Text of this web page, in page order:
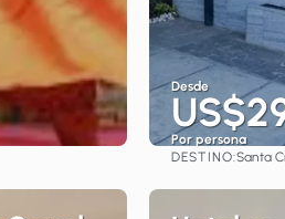
Desde
Por persona
DESTINO:Santa